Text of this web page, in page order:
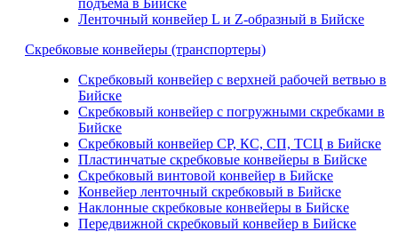
Ленточный конвейер L и Z-образный в Бийске
Скребковые конвейеры (транспортеры)
Скребковый конвейер с верхней рабочей ветвью в
Бийске
Скребковый конвейер с погружными скребками в
Бийске
Скребковый конвейер СР, КС, СП, ТСЦ в Бийске
Пластинчатые скребковые конвейеры в Бийске
Скребковый винтовой конвейер в Бийске
Конвейер ленточный скребковый в Бийске
Наклонные скребковые конвейеры в Бийске
Передвижной скребковый конвейер в Бийске